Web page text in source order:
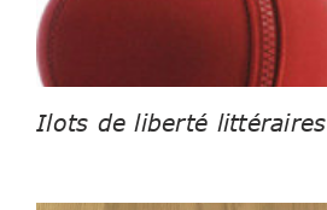
Ilots de liberté littéraires